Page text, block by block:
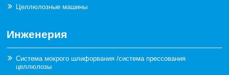
Целлюлозные машины
Инженерия
Система мокрого шлифорвания /система прессования
целлюлозы